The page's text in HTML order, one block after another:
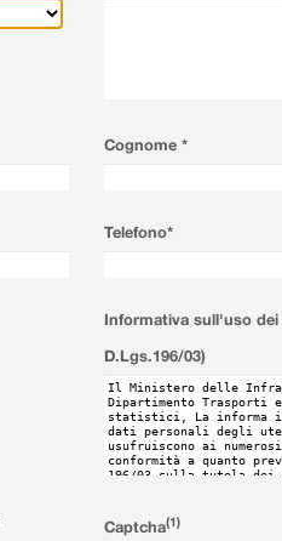
Cognome *
Telefono*
Informativa sull'uso
D.Lgs.196/03)
Captcha(1)